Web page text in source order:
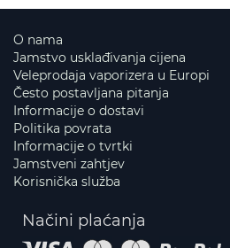
O nama
Jamstvo usklađivanja cijena
Veleprodaja vaporizera u Europi
Često postavljana pitanja
Informacije o dostavi
Politika povrata
Informacije o tvrtki
Jamstveni zahtjev
Korisnička služba
Načini plaćanja